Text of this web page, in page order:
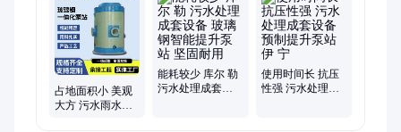
占地面积小 美观
大方 污水雨水提
能耗较少 库尔 勒
污水处理成套设
使用时间长 抗压
性强 污水处理成